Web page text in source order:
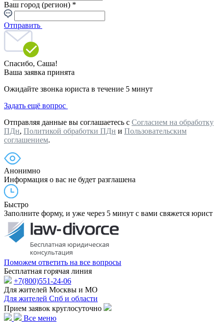
Ваш город (регион) *
Отправить
Спасибо, Саша!
Ваша заявка принята
Ожидайте звонка юриста в течение 5 минут
Задать ещё вопрос
Отправляя данные вы соглашаетесь с Согласием на обработку
ПДн, Политикой обработки ПДн и Пользовательским
соглашением.
Анонимно
Информация о вас не будет разглашена
Быстро
Заполните форму, и уже через 5 минут с вами свяжется юрист
Поможем ответить на все вопросы
Бесплатная горячая линия
+7(800)551-24-06
Для жителей Москвы и МО
Для жителей Спб и области
Прием заявок круглосуточно
Все меню